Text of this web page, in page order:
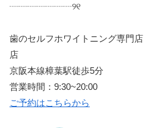
┈┈┈┈┈┈┈୨୧
歯のセルフホワイトニング専門店
店
京阪本線樟葉駅徒歩5分
営業時間： 9:30~20:00
ご予約はこちらから